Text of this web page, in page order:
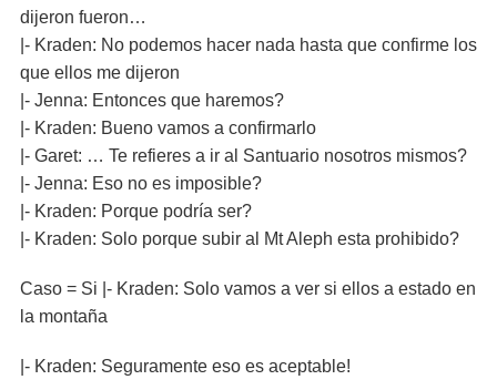
dijeron fueron…
|- Kraden: No podemos hacer nada hasta que confirme los
que ellos me dijeron
|- Jenna: Entonces que haremos?
|- Kraden: Bueno vamos a confirmarlo
|- Garet: … Te refieres a ir al Santuario nosotros mismos?
|- Jenna: Eso no es imposible?
|- Kraden: Porque podría ser?
|- Kraden: Solo porque subir al Mt Aleph esta prohibido?
Caso = Si |- Kraden: Solo vamos a ver si ellos a estado en
la montaña
|- Kraden: Seguramente eso es aceptable!